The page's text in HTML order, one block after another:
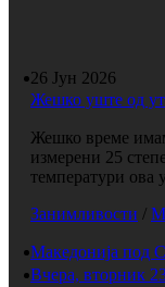
26 Јун 2026
Жешко уште од
Жешко време
измерени 25
температури ова
Занимливости /
Македонија под
Вчера, вторник